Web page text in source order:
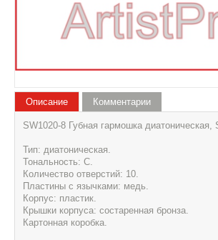
Описание
SW1020-8 Губная гармошка диатоническая,
Тип: диатоническая.
Тональность: C.
Количество отверстий: 10.
Пластины с язычками: медь.
Корпус: пластик.
Крышки корпуса: состаренная бронза.
Картонная коробка.
Комментарии